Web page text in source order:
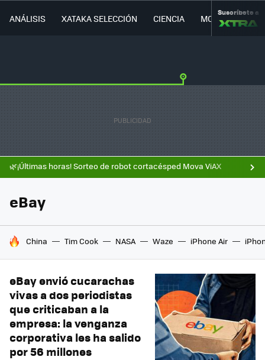
ANÁLISIS XATAKA SELECCIÓN CIENCIA MOVILIDAD
Suscríbete a
🌿¡Últimas horas! Sorteo de robot cortacésped Mova ViAX
eBay
HOY SE HABLA DE
China Tim Cook NASA Waze iPhone Air
eBay envió cucarachas
vivas a dos periodistas
que criticaban a la
empresa: la venganza
corporativa les ha salido
por 56 millones